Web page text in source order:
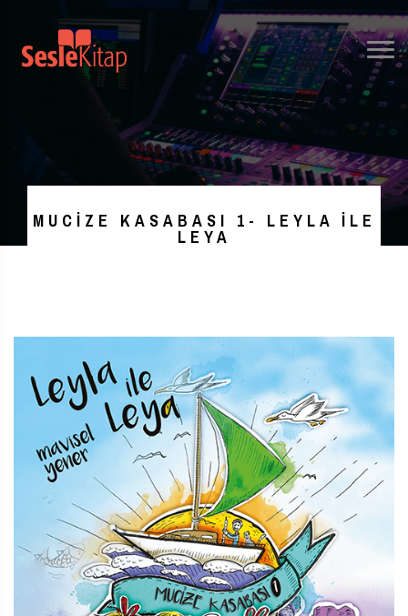
MUCIZE KASABASI 1- LEYLA ILE
LEYA